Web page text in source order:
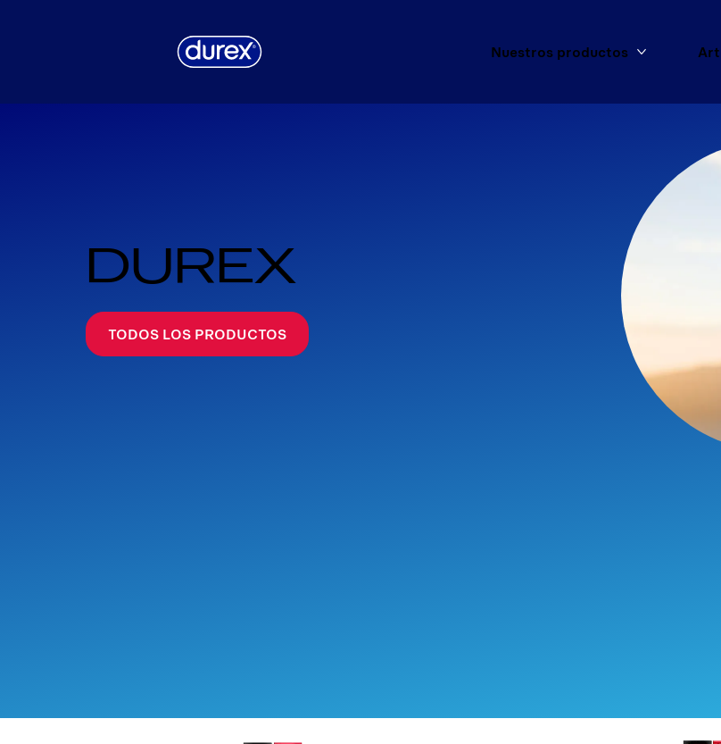
Nuestros productos Más
DUREX
TODOS LOS PRODUCTOS